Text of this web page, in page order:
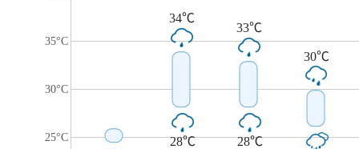
35°C
30°C
25°C
34℃
28℃
33℃
28℃
30℃